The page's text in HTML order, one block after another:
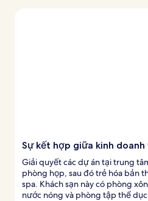
Sự kết hợp giữa kinh
Giải quyết các dự án tại trung
phòng họp, sau đó trẻ hóa bản
spa. Khách sạn này có phòng
nước nóng và phòng tập thể dục